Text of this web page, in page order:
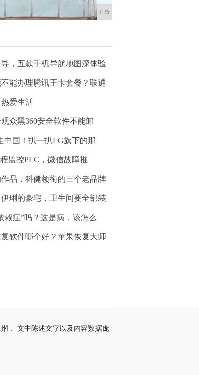
广告
，五款手机导航地图深体验
能办理腾讯王卡套餐？联通
爱生活
众黑360安全软件不能卸
中国！扒一扒LG旗下的那
监控PLC，微信故障推
品，科健领衔的三个老品牌
琍的豪宅，卫生间要全部装
赖症”吗？这是病，该怎么
软件哪个好？苹果恢复大师
、文中陈述文字以及内容数据庞